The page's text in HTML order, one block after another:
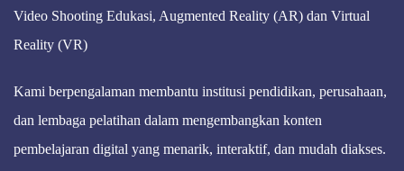
Video Shooting Edukasi, Augmented Reality (AR) dan Virtual
Reality (VR)
Kami berpengalaman membantu institusi pendidikan, perusahaan,
dan lembaga pelatihan dalam mengembangkan konten
pembelajaran digital yang menarik, interaktif, dan mudah diakses.